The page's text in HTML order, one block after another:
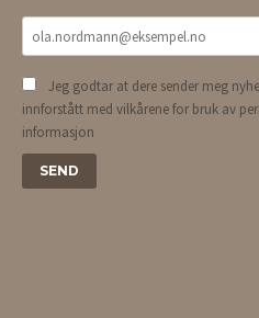
Jeg godtar at dere sender meg
innforstått med vilkårene for bruk av
informasjon